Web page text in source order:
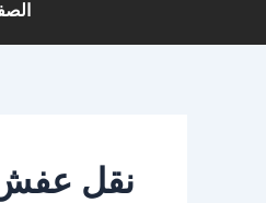
نقل عفش